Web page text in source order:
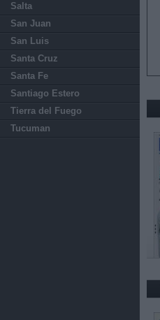
Salta
San Juan
San Luis
Santa Cruz
Santa Fe
Santiago Estero
Tierra del Fuego
Tucuman